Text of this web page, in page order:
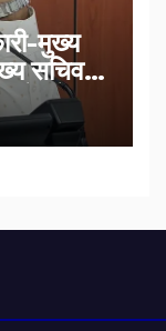
मुख्य
सचिव ने
को
दिक्कत